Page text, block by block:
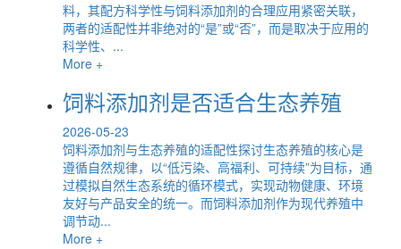
料，其配方科学性与饲料添加剂的合理应用紧密关联，
两者的适配性并非绝对的“是”或“否”，而是取决于应用的
科学性、...
More +
饲料添加剂是否适合生态养殖
2026-05-23
饲料添加剂与生态养殖的适配性探讨生态养殖的核心是
遵循自然规律，以“低污染、高福利、可持续”为目标，通
过模拟自然生态系统的循环模式，实现动物健康、环境
友好与产品安全的统一。而饲料添加剂作为现代养殖中
调节动...
More +